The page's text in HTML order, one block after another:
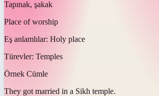
Tapınak, şakak
Place of worship
Eş anlamlılar: Holy place
Türevler: Temples
Örnek Cümle
They got married in a Sikh temple.